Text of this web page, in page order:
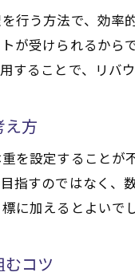
健康体重を意識し
医療ダイエットを
体重管理を続ける
ダイエットと体重
なく続く健康美の
ダイエットで無理
健康体重を保つた
体重に左右されな
行う方法で、効
が受けられるか
ることで、リバ
え方
を設定すること
指すのではなく
に加えるとよいで
コツ